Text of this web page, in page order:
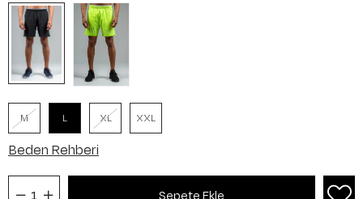
M L XL XXL
Beden Rehberi